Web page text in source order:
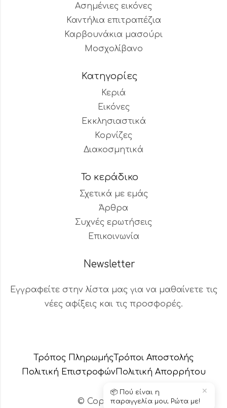
Ασημένιες εικόνες
Καντήλια επιτραπέζια
Καρβουνάκια μασούρι
Μοσχολίβανο
Κατηγορίες
Κεριά
Εικόνες
Εκκλησιαστικά
Κορνίζες
Διακοσμητικά
Το κεράδικο
Σχετικά με εμάς
Άρθρα
Συχνές ερωτήσεις
Επικοινωνία
Newsletter
Εγγραφείτε στην λίστα μας για να μαθαίνετε τις
νέες αφίξεις και τις προσφορές.
Τρόπος Πληρωμής Τρόποι Αποστολής
Πολιτική ΕπιστροφώνΠολιτική Aπορρήτου
© Copyright 2024 – Το κεράδικο
✕
📦 Πού είναι η
παραγγελία μου; Ρώτα με!